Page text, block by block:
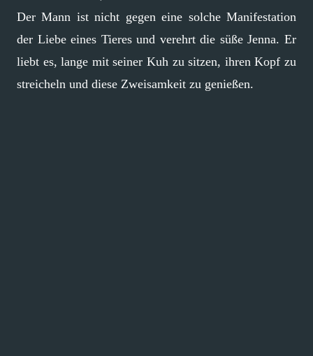
Der Mann ist nicht gegen eine solche Manifestation
der Liebe eines Tieres und verehrt die süße Jenna. Er
liebt es, lange mit seiner Kuh zu sitzen, ihren Kopf zu
streicheln und diese Zweisamkeit zu genießen.